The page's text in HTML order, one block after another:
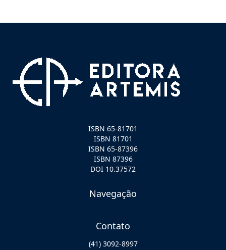
ISBN 65-81701
ISBN 81701
ISBN 65-87396
ISBN 87396
DOI 10.37572
Navegação
Contato
(41) 3092-8997